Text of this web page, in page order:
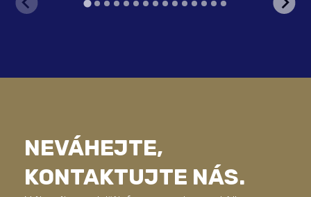
NEVÁHEJTE,
KONTAKTUJTE NÁS.